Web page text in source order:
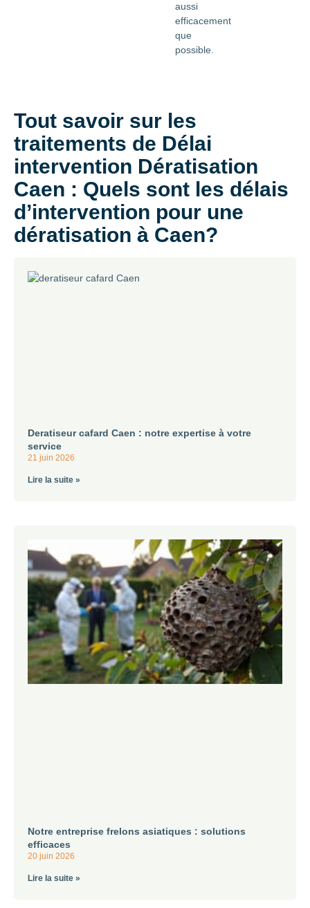
aussi
efficacement
que
possible.
Tout savoir sur les
traitements de Délai
intervention Dératisation
Caen : Quels sont les délais
d’intervention pour une
dératisation à Caen?
Deratiseur cafard Caen : notre expertise à votre
service
21 juin 2026
Lire la suite »
Notre entreprise frelons asiatiques : solutions
efficaces
20 juin 2026
Lire la suite »